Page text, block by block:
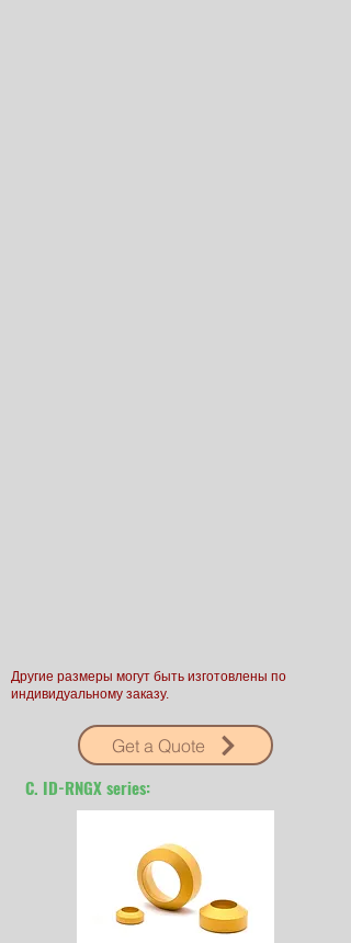
Другие размеры могут быть изготовлены по
индивидуальному заказу.
Get a Quote
C. ID-RNGX series: